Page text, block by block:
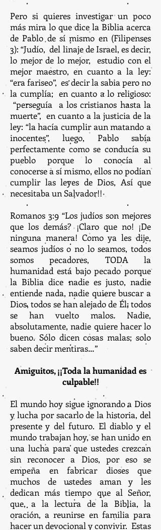
Pero si quieres investigar un poco
más mira lo que dice la Biblia acerca
de Pablo de sí mismo en (Filipenses
3): “Judío, del linaje de Israel, es decir,
lo mejor de lo mejor, estudio con el
mejor maestro, en cuanto a la ley:
“era fariseo”, es decir la sabia pero no
la cumplía; en cuanto a lo religioso:
“perseguía a los cristianos hasta la
muerte”, en cuanto a la justicia de la
ley: “la hacía cumplir aun matando a
inocentes”, luego, Pablo sabía
perfectamente como se conducía su
pueblo porque lo conocía al
conocerse a sí mismo, ellos no podían
cumplir las leyes de Dios, Así que
necesitaba un Salvador!!
Romanos 3:9 “Los judíos son mejores
que los demás? ¡Claro que no! ¡De
ninguna manera! Como ya les dije,
seamos judíos o no lo seamos, todos
somos pecadores, TODA la
humanidad está bajo pecado porque
la Biblia dice nadie es justo, nadie
entiende nada, nadie quiere buscar a
Dios, todos se han alejado de Él; todos
se han vuelto malos. Nadie,
absolutamente, nadie quiere hacer lo
bueno. Sólo dicen cosas malas; solo
saben decir mentiras…”
Amiguitos, ¡¡Toda la humanidad es
culpable!!
El mundo hoy sigue ignorando a Dios
y lucha por sacarlo de la historia, del
presente y del futuro. El diablo y el
mundo trabajan hoy, se han unido en
una lucha para que ustedes crezcan
sin reconocer a Dios, por eso se
empeña en fabricar dioses que
muchos de ustedes aman y les
dedican más tiempo que al Señor,
que, a la lectura de la Biblia, la
oración, a reunirse en familia para
hacer un devocional y convivir. Estas